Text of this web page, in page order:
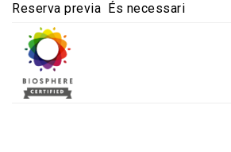
Reserva previa
És necessari